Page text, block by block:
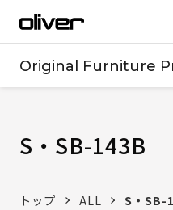
Original Furniture
S・SB-143B
トップ ALL S・SB-